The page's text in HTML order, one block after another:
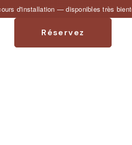
— disponibles très bientôt !
Réservez